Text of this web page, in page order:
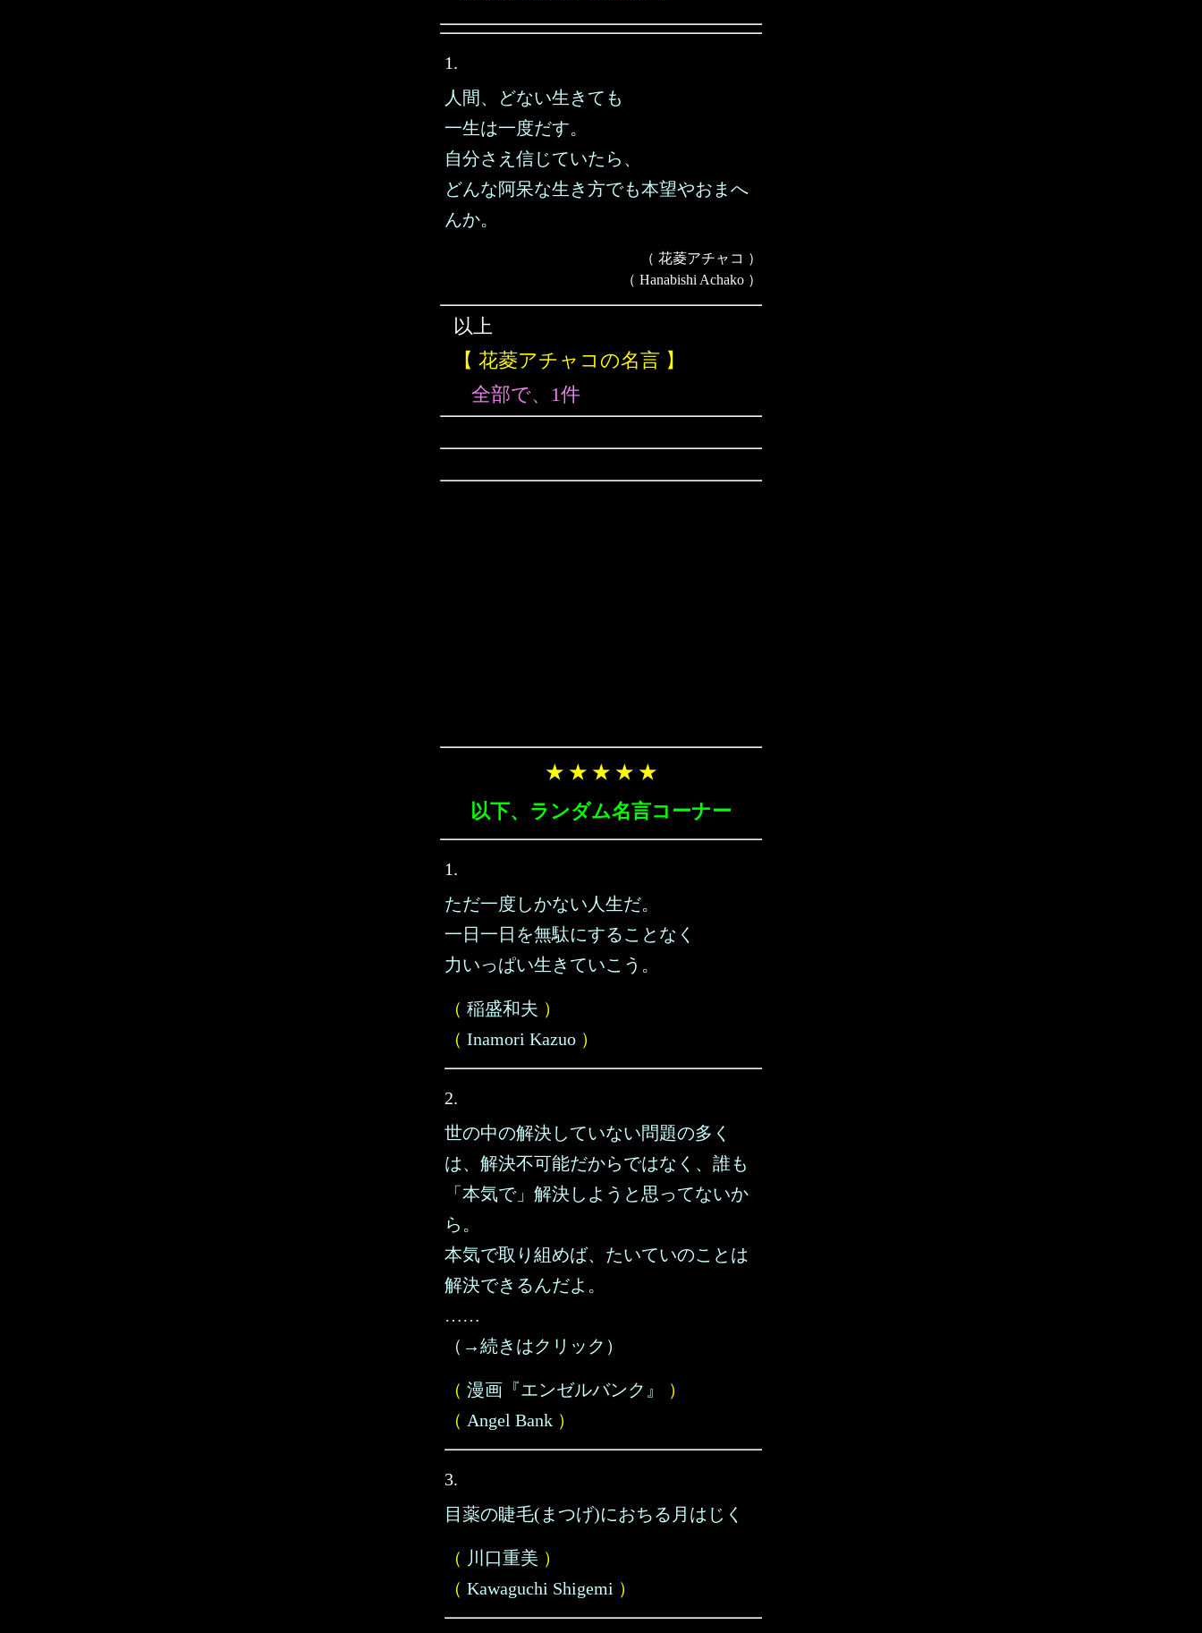
1.
人間、どない生きても
一生は一度だす。
自分さえ信じていたら、
どんな阿呆な生き方でも本望やおまへ
んか。
（ 花菱アチャコ ）
（ Hanabishi Achako ）
以上
【 花菱アチャコの名言 】
全部で、1件
★ ★ ★ ★ ★
以下、ランダム名言コーナー
1.
ただ一度しかない人生だ。
一日一日を無駄にすることなく
力いっぱい生きていこう。
（ 稲盛和夫 ）
（ Inamori Kazuo ）
2.
世の中の解決していない問題の多く
は、解決不可能だからではなく、誰も
「本気で」解決しようと思ってないか
ら。
本気で取り組めば、たいていのことは
解決できるんだよ。
……
（→続きはクリック）
（ 漫画『エンゼルバンク』
）
（ Angel Bank ）
3.
目薬の睫毛(まつげ)におちる月はじく
（ 川口重美 ）
（ Kawaguchi Shigemi ）